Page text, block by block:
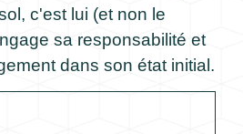
c'est lui (et non le
sa responsabilité et
dans son état initial.